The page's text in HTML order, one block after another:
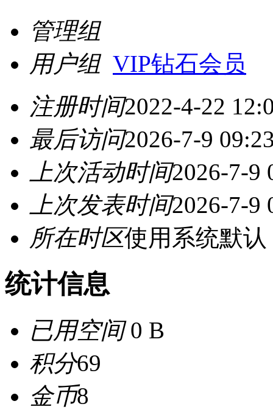
管理组
用户组 VIP钻石会员
注册时间2022-4-22
最后访问2026-7-9
上次活动时间2026-7-9
上次发表时间2026-7-9
所在时区使用系统默认
统计信息
已用空间0 B
积分69
金币8